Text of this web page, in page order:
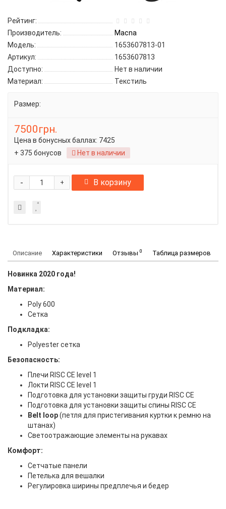
Рейтинг:
Производитель:
Macna
Модель:
1653607813-01
Артикул:
1653607813
Доступно:
Нет в наличии
Материал:
Текстиль
Размер:
7500грн.
Цена в бонусных баллах: 7425
+ 375 бонусов
Нет в наличии
+
- В корзину
Описание Характеристики Отзывы 0 Таблица размеров
Новинка 2020 года!
Материал:
Poly 600
Сетка
Подкладка:
Polyester сетка
Безопасность:
Плечи RISC CE level 1
Локти RISC CE level 1
Подготовка для установки защиты груди RISC CE
Подготовка для установки защиты спины RISC CE
Belt loop(петля для пристегивания куртки к ремню на
штанах)
Светоотражающие элементы на рукавах
Комфорт:
Сетчатые панели
Петелька для вешалки
Регулировка ширины предплечья и бедер